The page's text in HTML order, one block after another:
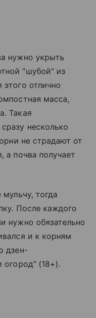
нужно укрыть
"шубой" из
отлично
масса,
Такая
несколько
не страдают от
а почва получает
тогда
После каждого
нужно обязательно
и к корням
дзен-
огород" (18+).